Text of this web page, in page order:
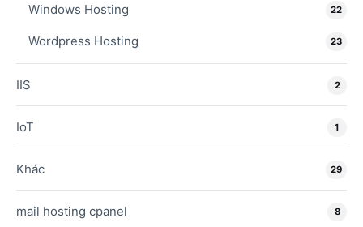
Windows Hosting 22
Wordpress Hosting 23
IIS 2
IoT 1
Khác 29
mail hosting cpanel 8